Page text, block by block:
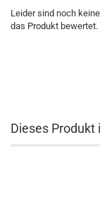
Leider sind noch
das Produkt bewertet.
Dieses Produkt